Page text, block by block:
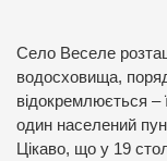
Село Веселе
водосховища,
відокремлюється –
один населений
Цікаво, що у 19